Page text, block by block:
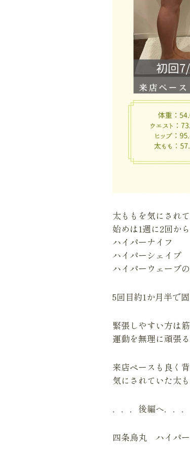
太ももを気にされ
始めは1週に2回か
ハイパーナイフ
ハイパーシェイプ
ハイパーウェーブ
5回目約1か月半で
緊張しやすい方は
運動を無理に頑張
来店ペースも良く
気にされていた太
．．．後編へ．．．
四条烏丸 ハイパ